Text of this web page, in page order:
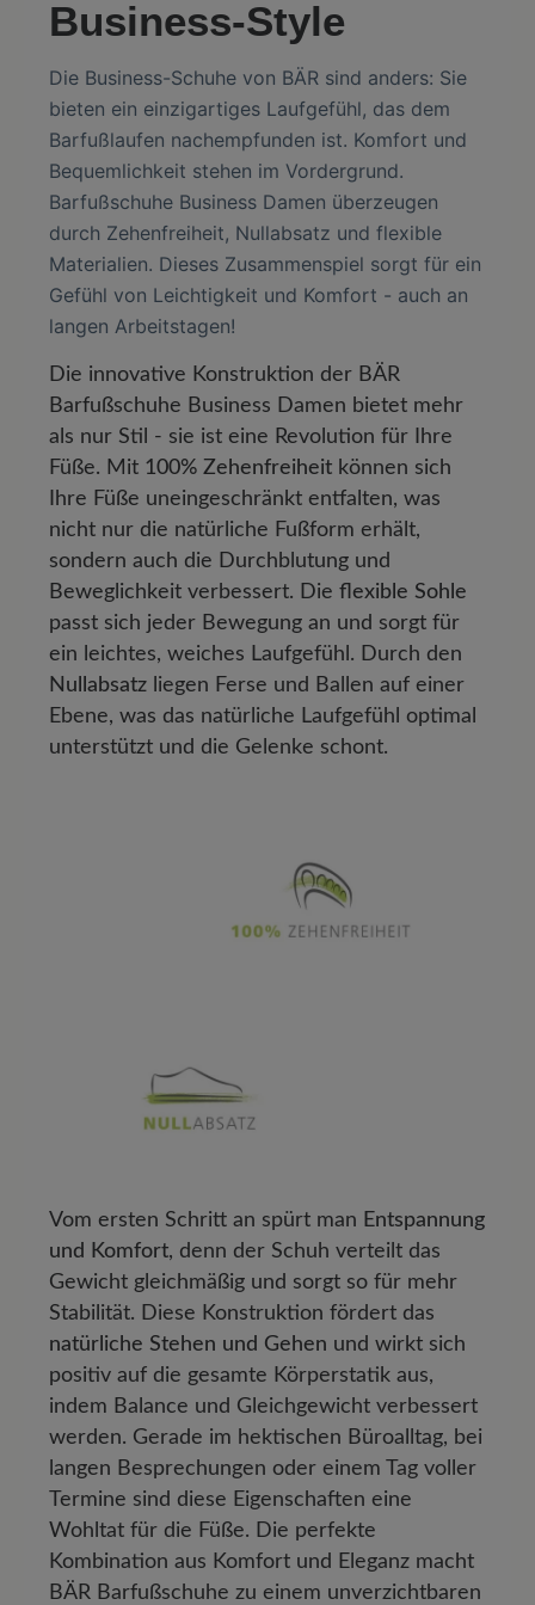
Business-Style
Die Business-Schuhe von BÄR sind anders: Sie
bieten ein einzigartiges Laufgefühl, das dem
Barfußlaufen nachempfunden ist. Komfort und
Bequemlichkeit stehen im Vordergrund.
Barfußschuhe Business Damen überzeugen
durch Zehenfreiheit, Nullabsatz und flexible
Materialien. Dieses Zusammenspiel sorgt für ein
Gefühl von Leichtigkeit und Komfort - auch an
langen Arbeitstagen!
Die innovative Konstruktion der BÄR
Barfußschuhe Business Damen bietet mehr
als nur Stil - sie ist eine Revolution für Ihre
Füße. Mit 100% Zehenfreiheit können sich
Ihre Füße uneingeschränkt entfalten, was
nicht nur die natürliche Fußform erhält,
sondern auch die Durchblutung und
Beweglichkeit verbessert. Die flexible Sohle
passt sich jeder Bewegung an und sorgt für
ein leichtes, weiches Laufgefühl. Durch den
Nullabsatz liegen Ferse und Ballen auf einer
Ebene, was das natürliche Laufgefühl optimal
unterstützt und die Gelenke schont.
Vom ersten Schritt an spürt man Entspannung
und Komfort, denn der Schuh verteilt das
Gewicht gleichmäßig und sorgt so für mehr
Stabilität. Diese Konstruktion fördert das
natürliche Stehen und Gehen und wirkt sich
positiv auf die gesamte Körperstatik aus,
indem Balance und Gleichgewicht verbessert
werden. Gerade im hektischen Büroalltag, bei
langen Besprechungen oder einem Tag voller
Termine sind diese Eigenschaften eine
Wohltat für die Füße. Die perfekte
Kombination aus Komfort und Eleganz macht
BÄR Barfußschuhe zu einem unverzichtbaren